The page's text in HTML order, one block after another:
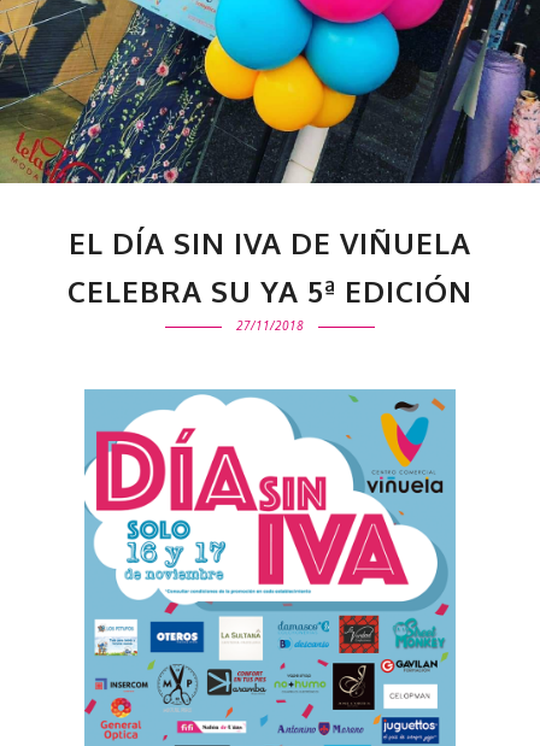
EL DÍA SIN IVA DE VIÑUELA
CELEBRA SU YA 5ª EDICIÓN
27/11/2018